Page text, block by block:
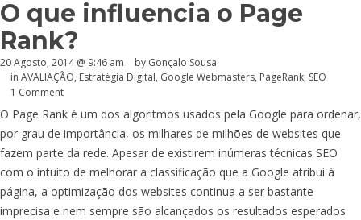
O que influencia o Page
Rank?
20 Agosto, 2014 @ 9:46 am by Gonçalo Sousa
in AVALIAÇÃO, Estratégia Digital, Google Webmasters, PageRank, SEO
1 Comment
O Page Rank é um dos algoritmos usados pela Google para ordenar,
por grau de importância, os milhares de milhões de websites que
fazem parte da rede. Apesar de existirem inúmeras técnicas SEO
com o intuito de melhorar a classificação que a Google atribui à
página, a optimização dos websites continua a ser bastante
imprecisa e nem sempre são alcançados os resultados esperados